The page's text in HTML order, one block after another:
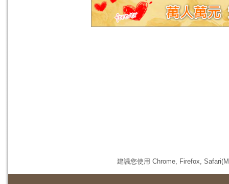
建議您使用 Chrome, Firefox,